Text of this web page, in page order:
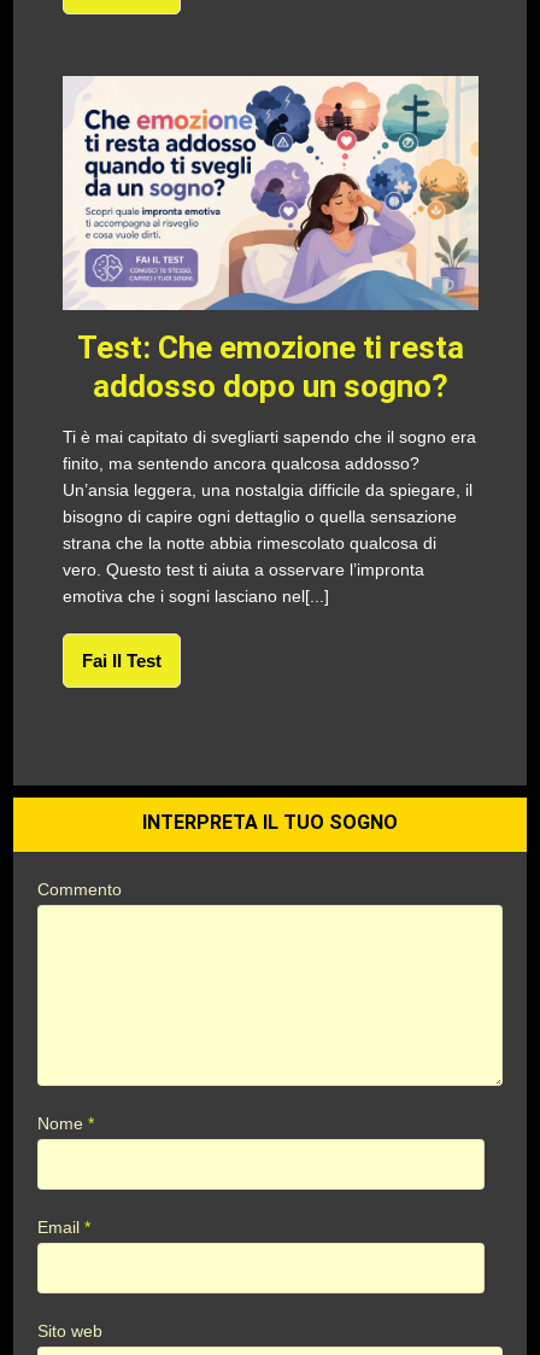
Test: Che emozione ti resta
addosso dopo un sogno?
Ti è mai capitato di svegliarti sapendo che il sogno era
finito, ma sentendo ancora qualcosa addosso?
Un’ansia leggera, una nostalgia difficile da spiegare, il
bisogno di capire ogni dettaglio o quella sensazione
strana che la notte abbia rimescolato qualcosa di
vero. Questo test ti aiuta a osservare l’impronta
emotiva che i sogni lasciano nel[...]
Fai Il Test
INTERPRETA IL TUO SOGNO
Commento
Nome*
Email*
Sito web